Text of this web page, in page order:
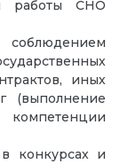
работы СНО
соблюдением
иных
(выполнение
конкурсах и